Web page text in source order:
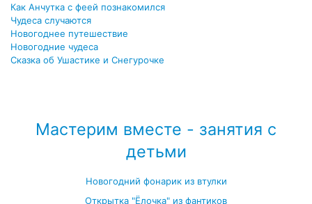
Как Анчутка с феей познакомился
Чудеса случаются
Новогоднее путешествие
Новогодние чудеса
Сказка об Ушастике и Снегурочке
Мастерим вместе - занятия с
детьми
Новогодний фонарик из втулки
Открытка "Ёлочка" из фантиков